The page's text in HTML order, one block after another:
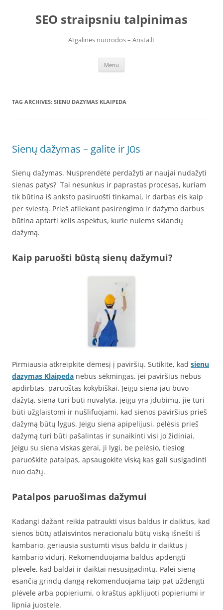
contentSEO straipsniu talpinimas
Atgalines nuorodos – Ansta.lt
Menu
TAG ARCHIVES: SIENU DAZYMAS KLAIPEDA
Sienų dažymas – galite ir Jūs
Sienų dažymas. Nusprendėte perdažyti ar naujai nudažyti
sienas patys? Tai nesunkus ir paprastas procesas, kuriam
tik būtina iš anksto pasiruošti tinkamai, ir darbas eis kaip
per sviestą. Prieš atliekant pasirengimo ir dažymo darbus
būtina aptarti kelis aspektus, kurie nulems sklandų
dažymą.
Kaip paruošti būstą sienų dažymui?
Pirmiausia atkreipkite dėmesį į paviršių. Sutikite, kad sienu
dazymas Klaipeda nebus sėkmingas, jei paviršius nebus
apdirbtas, paruoštas kokybiškai. Jeigu siena jau buvo
dažytą, siena turi būti nuvalyta, jeigu yra įdubimų, jie turi
būti užglaistomi ir nušlifuojami, kad sienos paviršius prieš
dažymą būtų lygus. Jeigu siena apipelijusi, pelėsis prieš
dažymą turi būti pašalintas ir sunaikinti visi jo židiniai.
Jeigu su siena viskas gerai, ji lygi, be pelėsio, tiesiog
paruoškite patalpas, apsaugokite viską kas gali susigadinti
nuo dažų.
Patalpos paruošimas dažymui
Kadangi dažant reikia patraukti visus baldus ir daiktus, kad
sienos būtų atlaisvintos neracionalu būtų viską išnešti iš
kambario, geriausia sustumti visus baldu ir daiktus į
kambario vidurį. Rekomenduojama baldus apdengti
plėvele, kad baldai ir daiktai nesusigadintų. Palei sieną
esančią grindų dangą rekomenduojama taip pat uždengti
plėvele arba popieriumi, o kraštus apklijuoti popieriumi ir
lipnia juostele.